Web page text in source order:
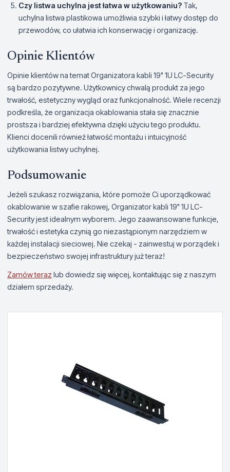
Czy listwa uchylna jest łatwa w użytkowaniu? Tak,
uchylna listwa plastikowa umożliwia szybki i łatwy dostęp do
przewodów, co ułatwia ich konserwację i organizację.
Opinie Klientów
Opinie klientów na temat Organizatora kabli 19" 1U LC-Security
są bardzo pozytywne. Użytkownicy chwalą produkt za jego
trwałość, estetyczny wygląd oraz funkcjonalność. Wiele recenzji
podkreśla, że organizacja okablowania stała się znacznie
prostsza i bardziej efektywna dzięki użyciu tego produktu.
Klienci docenili również łatwość montażu i intuicyjność
użytkowania listwy uchylnej.
Podsumowanie
Jeżeli szukasz rozwiązania, które pomoże Ci uporządkować
okablowanie w szafie rakowej, Organizator kabli 19" 1U LC-
Security jest idealnym wyborem. Jego zaawansowane funkcje,
trwałość i estetyka czynią go niezastąpionym narzędziem w
każdej instalacji sieciowej. Nie czekaj - zainwestuj w porządek i
bezpieczeństwo swojej infrastruktury już teraz!
Zamów teraz lub dowiedz się więcej, kontaktując się z naszym
działem sprzedaży.